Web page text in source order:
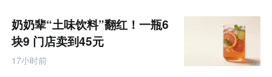
奶奶辈“土味饮料”翻红！一瓶6
块9 门店卖到45元
17小时前